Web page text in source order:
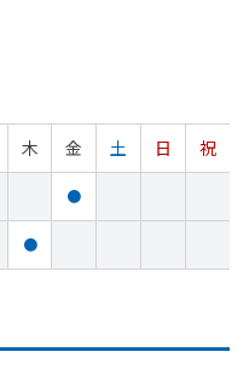
木 金 土 日
祝
●
●